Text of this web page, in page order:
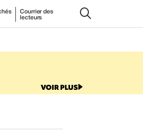
Courrier des
lecteurs
VOIR PLUS